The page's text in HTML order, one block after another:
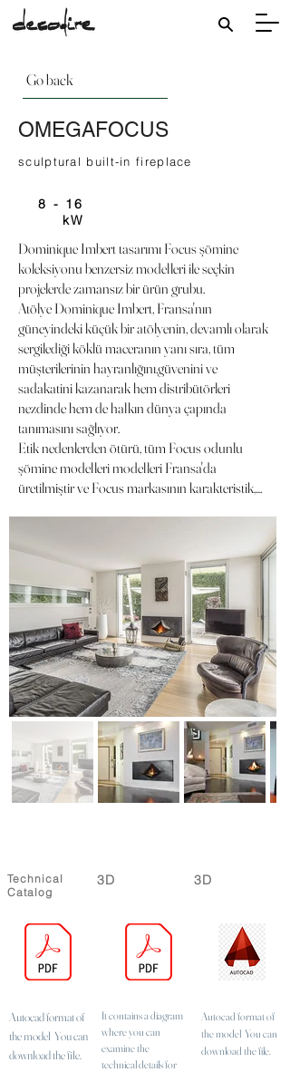
Go back
OMEGAFOCUS
sculptural built-in fireplace
8 - 16
kW
Dominique Imbert tasarımı Focus şömine
koleksiyonu benzersiz modelleri ile seçkin
projelerde zamansız bir ürün grubu.
Atölye Dominique Imbert, Fransa'nın
güneyindeki küçük bir atölyenin, devamlı olarak
sergilediği köklü maceranın yanı sıra, tüm
müşterilerinin hayranlığını,güvenini ve
sadakatini kazanarak hem distribütörleri
nezdinde hem de halkın dünya çapında
tanımasını sağlıyor.
Etik nedenlerden ötürü, tüm Focus odunlu
şömine modelleri modelleri Fransa'da
üretilmiştir ve Focus markasının karakteristik,
enerji açısından verimliliği yüksek bir şekilde
Technical
Catalog
3D 3D
Autocad format of
the model You can
download the file.
It contains a diagram
where you can
examine the
technical details for
Autocad format of
the model You can
download the file.